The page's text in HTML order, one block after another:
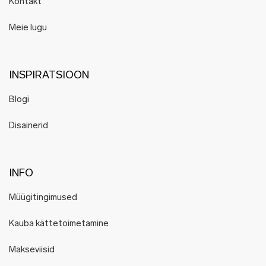
Kontakt
Meie lugu
INSPIRATSIOON
Blogi
Disainerid
INFO
Müügitingimused
Kauba kättetoimetamine
Makseviisid